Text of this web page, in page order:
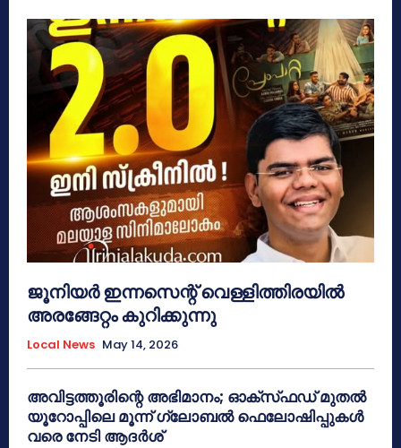
ജൂനിയർ ഇന്നസെന്റ് വെള്ളിത്തിരയിൽ
അരങ്ങേറ്റം കുറിക്കുന്നു
Local News May 14, 2026
അവിട്ടത്തൂരിന്റെ അഭിമാനം; ഓക്‌സ്‌ഫഡ് മുതൽ
യൂറോപ്പിലെ മൂന്ന് ഗ്ലോബൽ ഫെലോഷിപ്പുകൾ
വരെ നേടി ആദർശ്